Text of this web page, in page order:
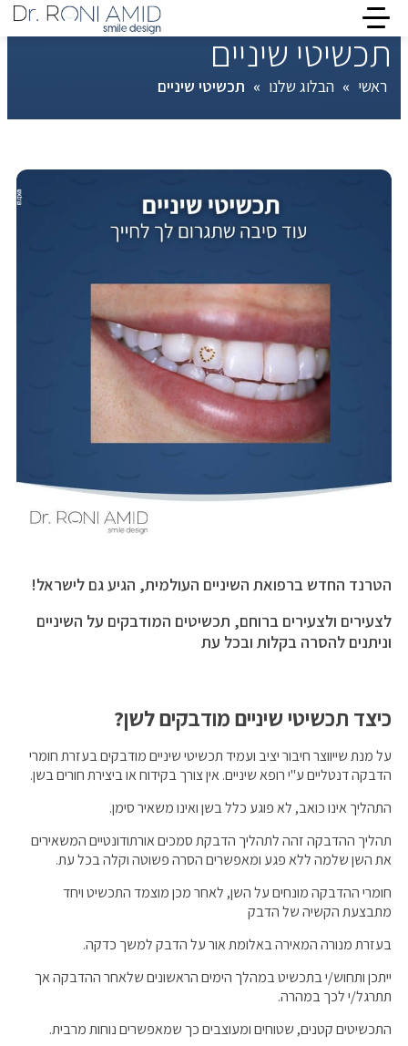
תכשיטי שיניים
ראשי » הבלוג שלנו » תכשיטי שיניים
הטרנד החדש ברפואת השיניים העולמית, הגיע גם לישראל!
לצעירים ולצעירים ברוחם, תכשיטים המודבקים על השיניים
וניתנים להסרה בקלות ובכל עת
כיצד תכשיטי שיניים מודבקים לשן?
על מנת שייווצר חיבור יציב ועמיד תכשיטי שיניים מודבקים בעזרת חומרי
הדבקה דנטליים ע"י רופא שיניים. אין צורך בקידוח או ביצירת חורים בשן.
התהליך אינו כואב, לא פוגע כלל בשן ואינו משאיר סימן.
תהליך ההדבקה זהה לתהליך הדבקת סמכים אורתודונטיים המשאירים
את השן שלמה ללא פגע ומאפשרים הסרה פשוטה וקלה בכל עת.
חומרי ההדבקה מונחים על השן, לאחר מכן מוצמד התכשיט ויחד
מתבצעת הקשיה של הדבק
בעזרת מנורה המאירה באלומת אור על הדבק למשך כדקה.
ייתכן ותחוש/י בתכשיט במהלך הימים הראשונים שלאחר ההדבקה אך
תתרגל/י לכך במהרה.
התכשיטים קטנים, שטוחים ומעוצבים כך שמאפשרים נוחות מרבית.